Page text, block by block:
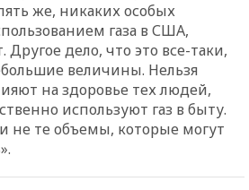
же, никаких особых
газа в США,
Другое дело, что это все-таки,
величины. Нельзя
на здоровье тех людей,
используют газ в быту.
не те объемы, которые могут